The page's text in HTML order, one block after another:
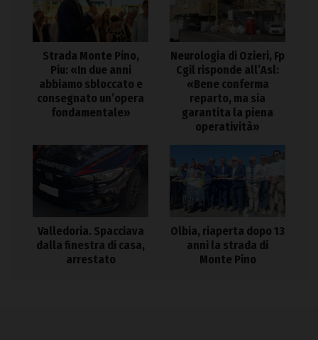
Strada Monte Pino,
Piu: «In due anni
abbiamo sbloccato e
consegnato un’opera
fondamentale»
Neurologia di Ozieri, Fp
Cgil risponde all’Asl:
«Bene conferma
reparto, ma sia
garantita la piena
operatività»
Valledoria. Spacciava
dalla finestra di casa,
arrestato
Olbia, riaperta dopo 13
anni la strada di
Monte Pino